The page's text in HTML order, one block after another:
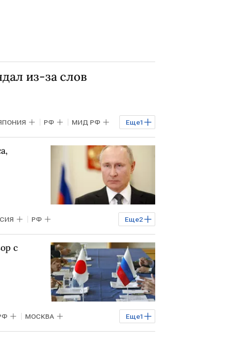
из-за слов
Еще1
РФ МИД РФ
Еще2
РФ
с
Еще1
МОСКВА